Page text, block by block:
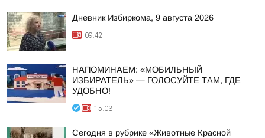
Дневник Избиркома, 9 августа 2026
09:42
НАПОМИНАЕМ: «МОБИЛЬНЫЙ
ИЗБИРАТЕЛЬ» — ГОЛОСУЙТЕ ТАМ, ГДЕ
УДОБНО!
15:03
Сегодня в рубрике «Животные Красной